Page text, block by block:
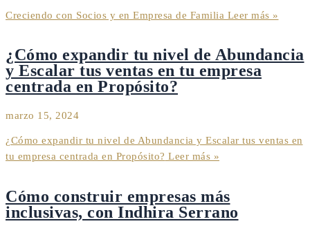
Creciendo con Socios y en Empresa de Familia Leer más »
¿Cómo expandir tu nivel de Abundancia
y Escalar tus ventas en tu empresa
centrada en Propósito?
marzo 15, 2024
¿Cómo expandir tu nivel de Abundancia y Escalar tus ventas en
tu empresa centrada en Propósito? Leer más »
Cómo construir empresas más
inclusivas, con Indhira Serrano